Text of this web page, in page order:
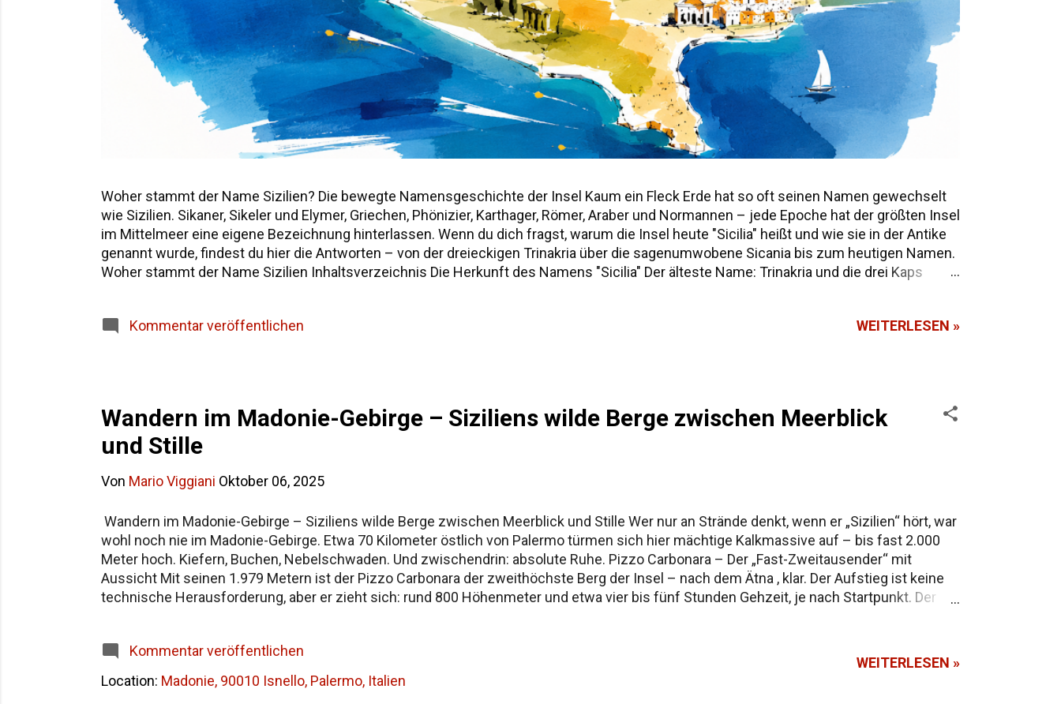
Woher stammt der Name Sizilien? Die bewegte Namensgeschichte der Insel Kaum ein Fleck Erde hat so oft seinen Namen gewechselt
wie Sizilien. Sikaner, Sikeler und Elymer, Griechen, Phönizier, Karthager, Römer, Araber und Normannen – jede Epoche hat der größten Insel
im Mittelmeer eine eigene Bezeichnung hinterlassen. Wenn du dich fragst, warum die Insel heute "Sicilia" heißt und wie sie in der Antike
genannt wurde, findest du hier die Antworten – von der dreieckigen Trinakria über die sagenumwobene Sicania bis zum heutigen Namen.
Woher stammt der Name Sizilien Inhaltsverzeichnis Die Herkunft des Namens "Sicilia" Der älteste Name: Trinakria und die drei Kaps
Kommentar veröffentlichen
WEITERLESEN »
Wandern im Madonie-Gebirge – Siziliens wilde Berge zwischen Meerblick
und Stille
Von Mario Viggiani Oktober 06, 2025
Wandern im Madonie-Gebirge – Siziliens wilde Berge zwischen Meerblick und Stille Wer nur an Strände denkt, wenn er „Sizilien“ hört, war
wohl noch nie im Madonie-Gebirge. Etwa 70 Kilometer östlich von Palermo türmen sich hier mächtige Kalkmassive auf – bis fast 2.000
Meter hoch. Kiefern, Buchen, Nebelschwaden. Und zwischendrin: absolute Ruhe. Pizzo Carbonara – Der „Fast-Zweitausender“ mit
Aussicht Mit seinen 1.979 Metern ist der Pizzo Carbonara der zweithöchste Berg der Insel – nach dem Ätna , klar. Der Aufstieg ist keine
technische Herausforderung, aber er zieht sich: rund 800 Höhenmeter und etwa vier bis fünf Stunden Gehzeit, je nach Startpunkt. Der
Luft nach Thymian, im Herbst nach feuchtem Stein. Oben wartet ...
Kommentar veröffentlichen
Location: Madonie, 90010 Isnello, Palermo, Italien
WEITERLESEN »